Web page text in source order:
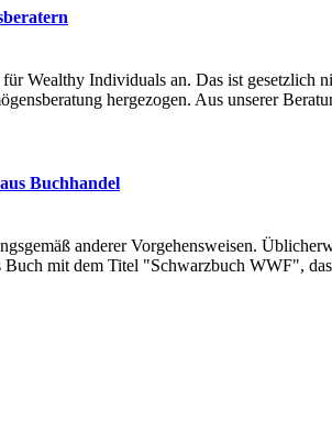
Wealthy Individuals an. Das ist gesetzlich
hergezogen. Aus unserer
Buchhandel
anderer Vorgehensweisen.
mit dem Titel "Schwarzbuch WWF",